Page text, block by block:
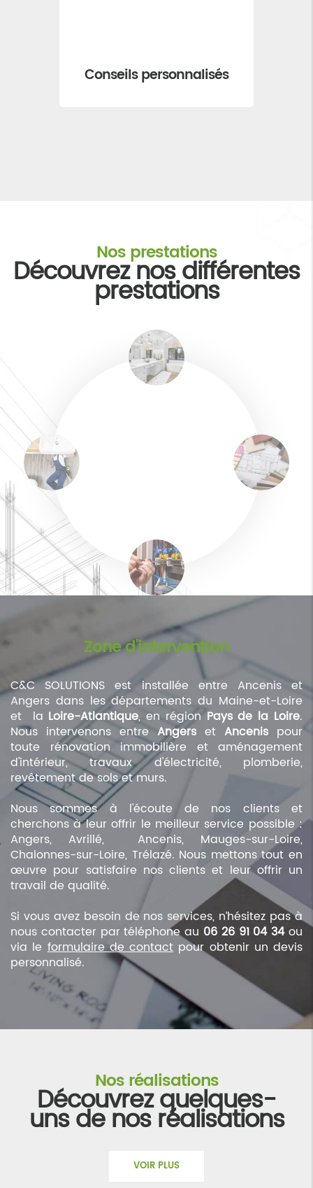
Conseils personnalisés
Nos prestations
Découvrez nos différentes
prestations
Zone d'intervention
C&C SOLUTIONS est installée entre Ancenis et
Angers dans les départements du Maine-et-Loire
et la Loire-Atlantique, en région Pays de la Loire.
Nous intervenons entre Angers et Ancenis pour
toute rénovation immobilière et aménagement
d'intérieur, travaux d'électricité, plomberie,
revêtement de sols et murs.
Nous sommes à l'écoute de nos clients et
cherchons à leur offrir le meilleur service possible :
Angers, Avrillé, Ancenis, Mauges-sur-Loire,
Chalonnes-sur-Loire, Trélazé. Nous mettons tout en
œuvre pour satisfaire nos clients et leur offrir un
travail de qualité.
Si vous avez besoin de nos services, n’hésitez pas à
nous contacter par téléphone au 06 26 91 04 34ou
via leformulaire de contact pour obtenir un devis
personnalisé.
Nos réalisations
Découvrez quelques-
uns de nos réalisations
VOIR PLUS